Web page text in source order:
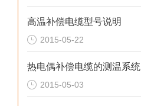
高温补偿电缆型号说明
2015-05-22
热电偶补偿电缆的测温系统
2015-05-03